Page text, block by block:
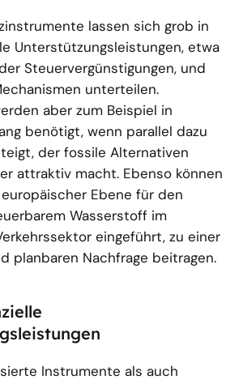
lassen sich grob in
Unterstützungsleistungen, etwa
Steuervergünstigungen, und
unterteilen.
aber zum Beispiel in
benötigt, wenn parallel dazu
der fossile Alternativen
attraktiv macht. Ebenso können
Ebene für den
Wasserstoff im
eingeführt, zu einer
planbaren Nachfrage beitragen.
Instrumente als auch